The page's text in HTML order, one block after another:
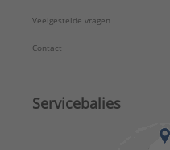
Veelgestelde vragen
Contact
Servicebalies